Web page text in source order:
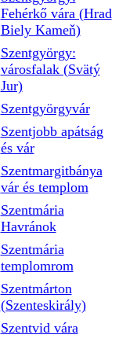
Fehérkő vára (Hrad
Biely Kameň)
Szentgyörgy:
városfalak (Svätý
Jur)
Szentgyörgyvár
Szentjobb apátság
és vár
Szentmargitbánya
vár és templom
Szentmária
Havránok
Szentmária
templomrom
Szentmárton
(Szenteskirály)
Szentvid vára